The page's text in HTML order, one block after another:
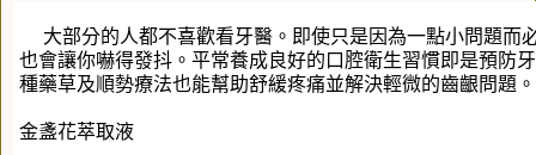
大部分的人都不喜歡看牙醫。即使只是因為一點小問題而
也會讓你嚇得發抖。平常養成良好的口腔衛生習慣即是預防
種藥草及順勢療法也能幫助舒緩疼痛並解決輕微的齒齦問題。
金盞花萃取液